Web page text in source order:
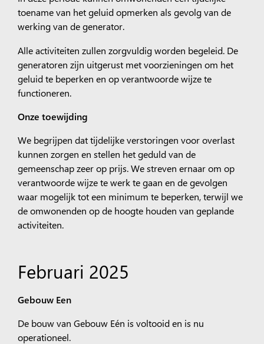
toename van het geluid opmerken als gevolg van de
werking van de generator.
Alle activiteiten zullen zorgvuldig worden begeleid. De
generatoren zijn uitgerust met voorzieningen om het
geluid te beperken en op verantwoorde wijze te
functioneren.
Onze toewijding
We begrijpen dat tijdelijke verstoringen voor overlast
kunnen zorgen en stellen het geduld van de
gemeenschap zeer op prijs. We streven ernaar om op
verantwoorde wijze te werk te gaan en de gevolgen
waar mogelijk tot een minimum te beperken, terwijl we
de omwonenden op de hoogte houden van geplande
activiteiten.
Februari 2025
Gebouw Een
De bouw van Gebouw Eén is voltooid en is nu
operationeel.